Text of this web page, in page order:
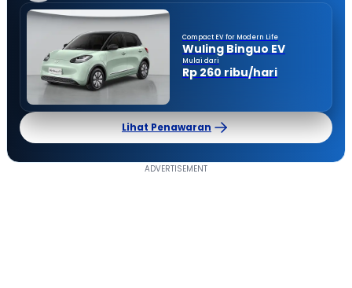
Compact EV for Modern Life
Wuling Binguo EV
Mulai dari
Rp 260 ribu/hari
Lihat Penawaran